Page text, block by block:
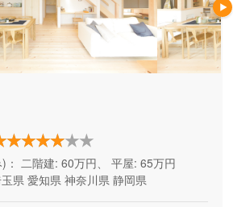
二階建: 60万円、 平屋: 65万円
県 愛知県 神奈川県 静岡県